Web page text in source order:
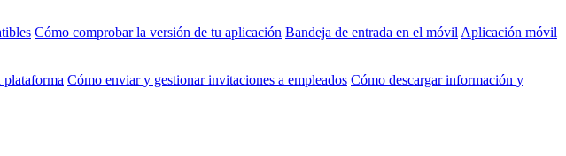
Cómo comprobar la versión de tu aplicación Bandeja de entrada en el móvil Aplicación móvil
plataforma Cómo enviar y gestionar invitaciones a empleados Cómo descargar información y